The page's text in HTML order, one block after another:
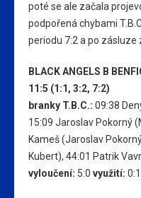
poté se ale začala
podpořená chybami
periodu 7:2 a po zásluze
BLACK ANGELS B
11:5 (1:1, 3:2, 7:2)
branky T.B.C.: 09:38
15:09 Jaroslav Pokorný
Kameš(Jaroslav
Kubert), 44:01 Patrik
vyloučení: 5:0 využití: 0:1